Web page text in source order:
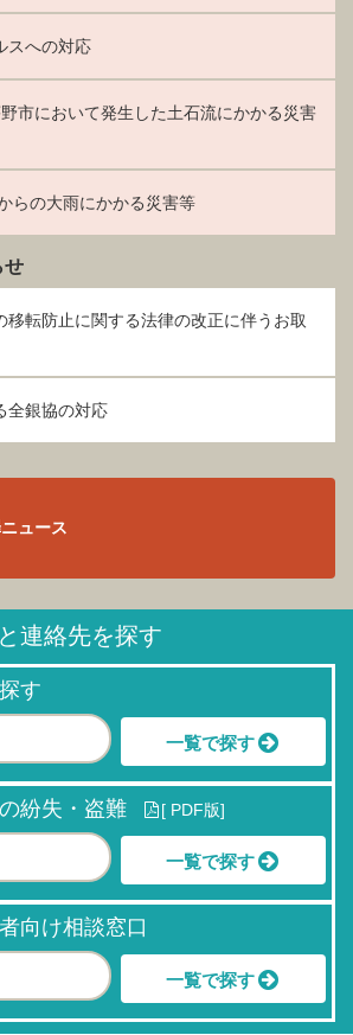
スへの対応
市において発生した土石流にかかる災害
らの大雨にかかる災害等
せ
移転防止に関する法律の改正に伴うお取
全銀協の対応
ュース
連絡先を探す
す
一覧で探す
紛失・盗難 [ PDF版]
一覧で探す
向け相談窓口
一覧で探す